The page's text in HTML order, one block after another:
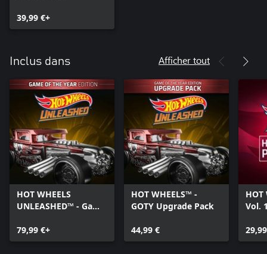
39,99 €+
Inclus dans Afficher tout
HOT WHEELS
UNLEASHED™ - Game
79,99 €+
HOT WHEELS™ -
GOTY Upgrade Pack
44,99 €
HOT
Vol.